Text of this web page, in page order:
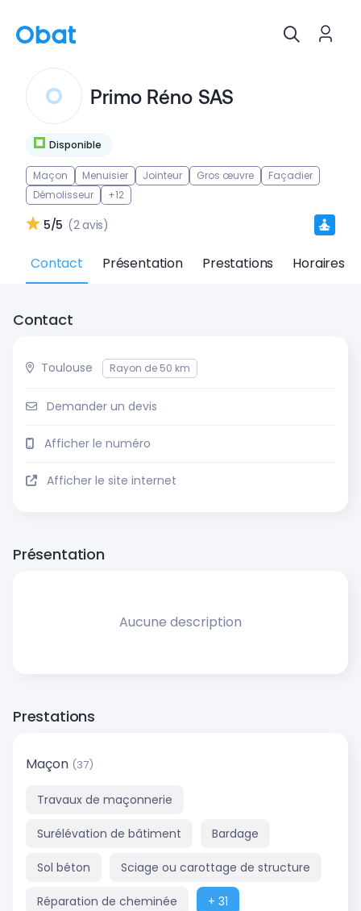
Disponible
Primo Réno SAS
Maçon Menuisier Jointeur Gros œuvre
Façadier
Démolisseur
+12
5/5 (2 avis)
Contact Présentation Prestations Horaires
Contact
Toulouse Rayon de 50 km
Demander un devis
Afficher le numéro
Afficher le site internet
Présentation
Aucune description
Prestations
Maçon (37)
Travaux de maçonnerie
Surélévation de bâtiment Bardage
Sol béton Sciage ou carottage de structure
Réparation de cheminée + 31